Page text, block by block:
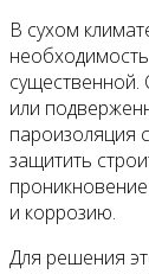
В сухом
существенной.
или
пароизоляция
защитить
и коррозию.
Для решения